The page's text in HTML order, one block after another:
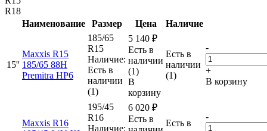
R18
Наименование
Размер Цена Наличие
15''
Maxxis R15
185/65 88H
Premitra HP6
185/65
R15
Наличие:
Есть в
наличии
(1)
5 140 ₽
Есть в
наличии
(1)
В
корзину
Есть в
наличии
(1)
-
+
В корзину
Maxxis R16
195/45
R16
Наличие:
6 020 ₽
Есть в
Есть в
-